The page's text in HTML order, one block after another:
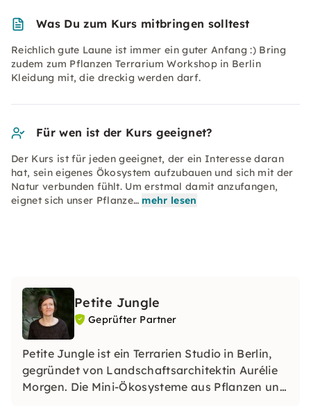
Was Du zum Kurs mitbringen solltest
Reichlich gute Laune ist immer ein guter Anfang :) Bring
zudem zum Pflanzen Terrarium Workshop in Berlin
Kleidung mit, die dreckig werden darf.
Für wen ist der Kurs geeignet?
Der Kurs ist für jeden geeignet, der ein Interesse daran
hat, sein eigenes Ökosystem aufzubauen und sich mit der
Natur verbunden fühlt. Um erstmal damit anzufangen,
eignet sich unser Pflanze… mehr lesen
Petite Jungle
Geprüfter Partner
Petite Jungle ist ein Terrarien Studio in Berlin,
gegründet von Landschaftsarchitektin Aurélie
Morgen. Die Mini-Ökosysteme aus Pflanzen und